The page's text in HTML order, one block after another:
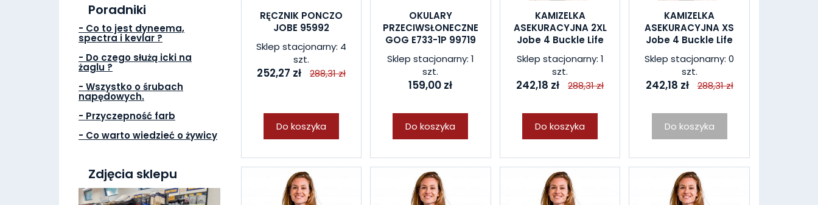
RĘCZNIK PONCZO
JOBE 95992
Sklep stacjonarny: 4
szt.
252,27 zł 288,31 zł
Do koszyka
OKULARY
PRZECIWSŁONECZNE
GOG E733-1P 99719
Sklep stacjonarny: 1
szt.
159,00 zł
Do koszyka
KAMIZELKA
ASEKURACYJNA 2XL
Jobe 4 Buckle Life
Sklep stacjonarny: 1
szt.
242,18 zł 288,31 zł
Do koszyka
KAMIZELKA
ASEKURACYJNA XS
Jobe 4 Buckle Life
Sklep stacjonarny: 0
szt.
242,18 zł 288,31 zł
Do koszyka
Poradniki
- Co to jest dyneema,
spectra i kevlar ?
- Do czego służą icki na
żaglu ?
- Wszystko o śrubach
napędowych.
- Przyczepność farb
- Co warto wiedzieć o żywicy
Zdjęcia sklepu